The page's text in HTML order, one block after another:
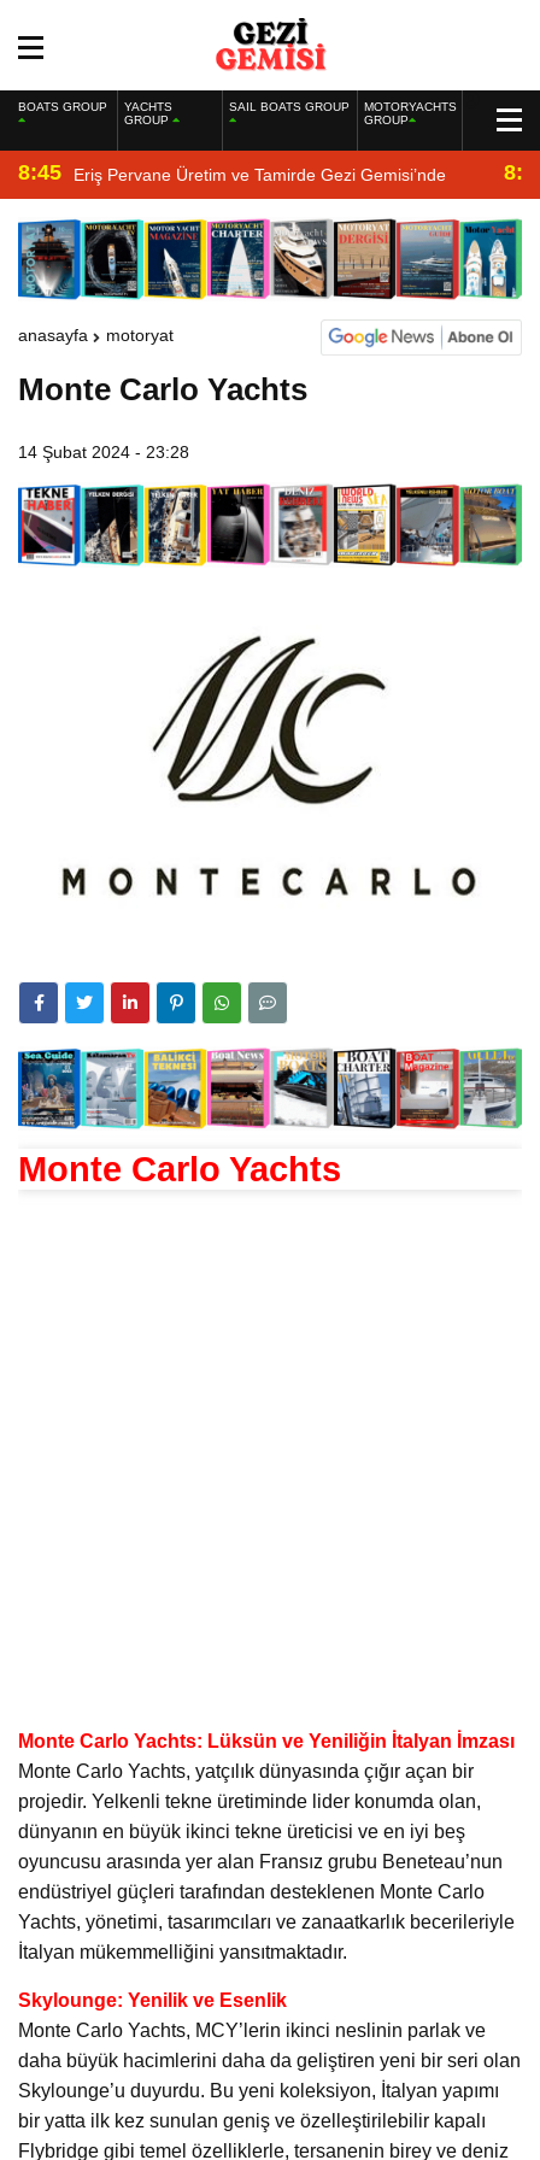
BOATS GROUP
YACHTS
GROUP
SAIL BOATS GROUP
MOTORYACHTS
GROUP
8:45 Eriş Pervane Üretim ve Tamirde Gezi Gemisi’nde
anasayfa motoryat
Monte Carlo Yachts
14 Şubat 2024 - 23:28
Monte Carlo Yachts
Monte Carlo Yachts: Lüksün ve Yeniliğin İtalyan İmzası
Monte Carlo Yachts, yatçılık dünyasında çığır açan bir
projedir. Yelkenli tekne üretiminde lider konumda olan,
dünyanın en büyük ikinci tekne üreticisi ve en iyi beş
oyuncusu arasında yer alan Fransız grubu Beneteau’nun
endüstriyel güçleri tarafından desteklenen Monte Carlo
Yachts, yönetimi, tasarımcıları ve zanaatkarlık becerileriyle
İtalyan mükemmelliğini yansıtmaktadır.
Skylounge: Yenilik ve Esenlik
Monte Carlo Yachts, MCY’lerin ikinci neslinin parlak ve
daha büyük hacimlerini daha da geliştiren yeni bir seri olan
Skylounge’u duyurdu. Bu yeni koleksiyon, İtalyan yapımı
bir yatta ilk kez sunulan geniş ve özelleştirilebilir kapalı
Flybridge gibi temel özelliklerle, tersanenin birey ve deniz